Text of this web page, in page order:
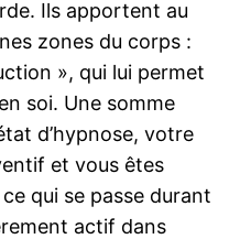
Ils apportent au
zones du corps :
», qui lui permet
soi. Une somme
d’hypnose, votre
et vous êtes
qui se passe durant
actif dans